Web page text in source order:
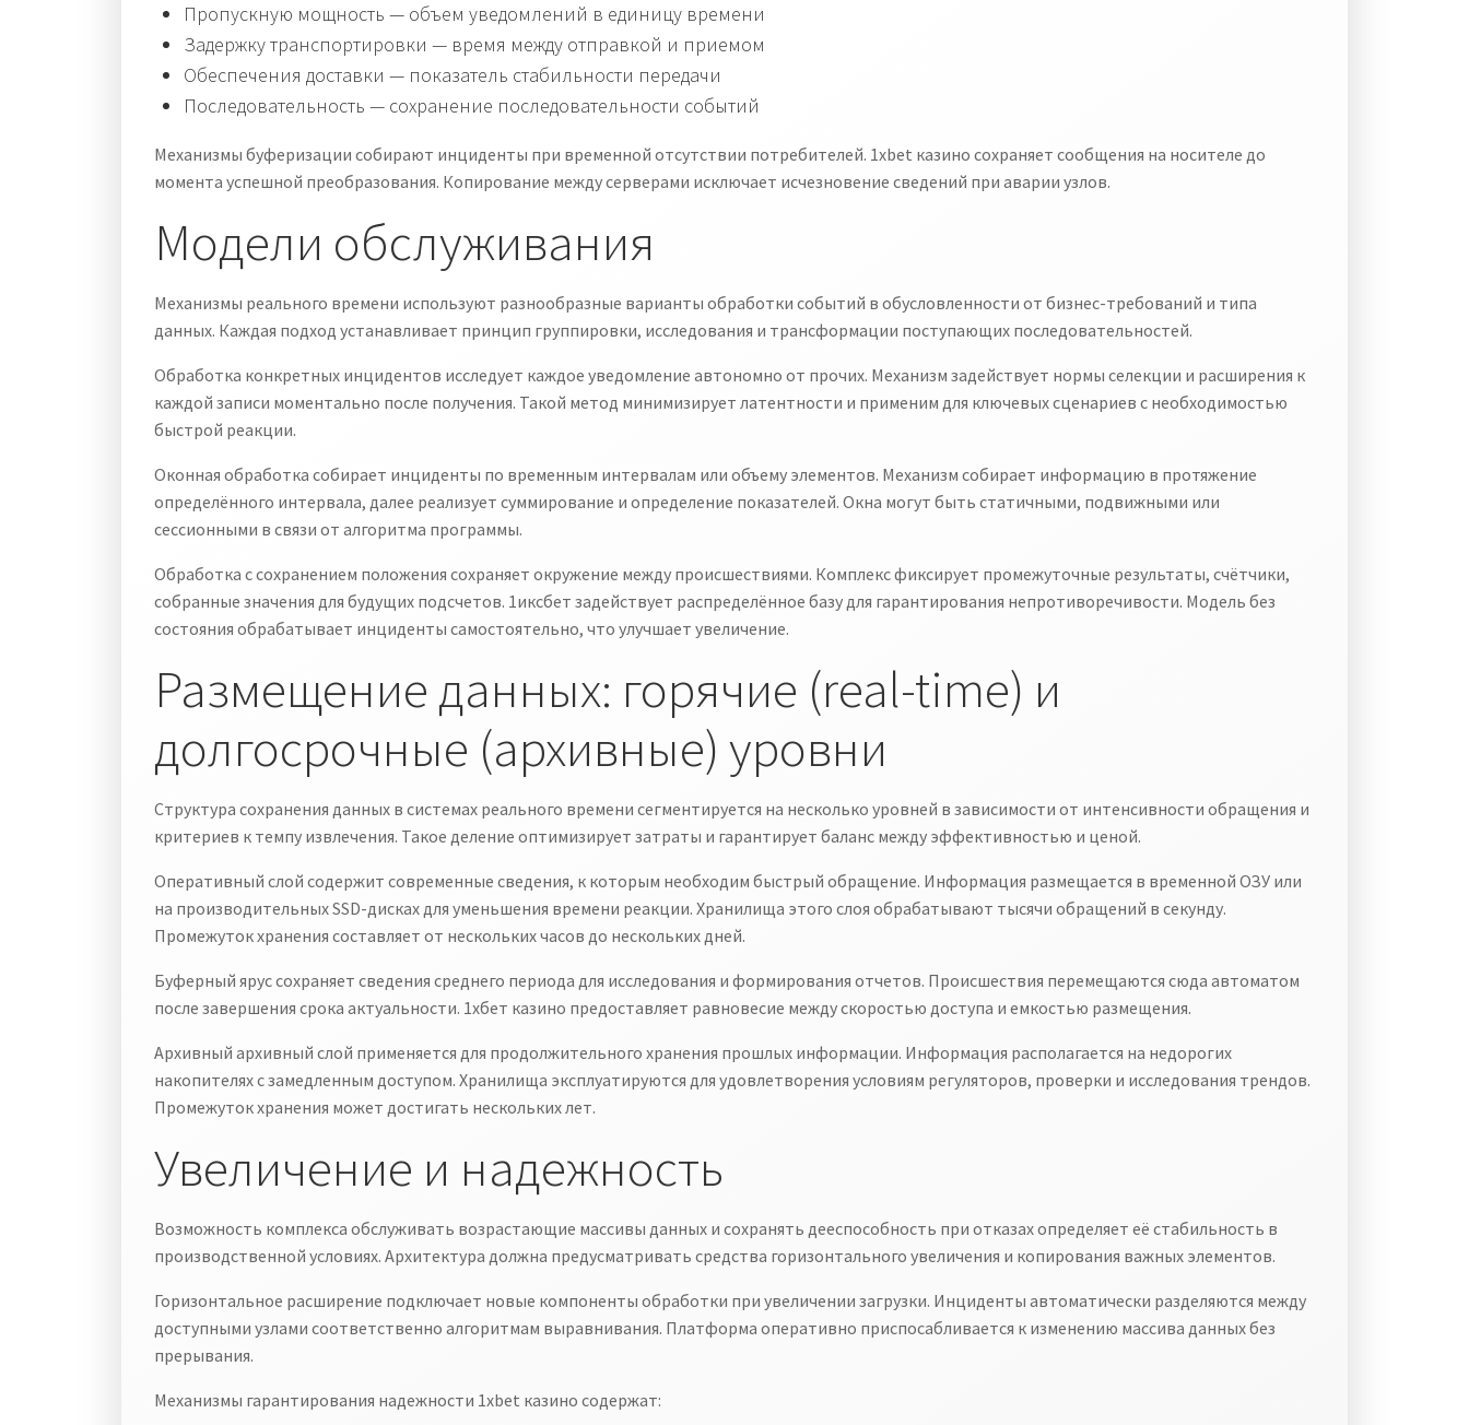
Пропускную мощность — объем уведомлений в единицу времени
Задержку транспортировки — время между отправкой и приемом
Обеспечения доставки — показатель стабильности передачи
Последовательность — сохранение последовательности событий
Механизмы буферизации собирают инциденты при временной отсутствии потребителей. 1xbet казино сохраняет сообщения на носителе до
момента успешной преобразования. Копирование между серверами исключает исчезновение сведений при аварии узлов.
Модели обслуживания
Механизмы реального времени используют разнообразные варианты обработки событий в обусловленности от бизнес-требований и типа
данных. Каждая подход устанавливает принцип группировки, исследования и трансформации поступающих последовательностей.
Обработка конкретных инцидентов исследует каждое уведомление автономно от прочих. Механизм задействует нормы селекции и расширения к
каждой записи моментально после получения. Такой метод минимизирует латентности и применим для ключевых сценариев с необходимостью
быстрой реакции.
Оконная обработка собирает инциденты по временным интервалам или объему элементов. Механизм собирает информацию в протяжение
определённого интервала, далее реализует суммирование и определение показателей. Окна могут быть статичными, подвижными или
сессионными в связи от алгоритма программы.
Обработка с сохранением положения сохраняет окружение между происшествиями. Комплекс фиксирует промежуточные результаты, счётчики,
собранные значения для будущих подсчетов. 1иксбет задействует распределённое базу для гарантирования непротиворечивости. Модель без
состояния обрабатывает инциденты самостоятельно, что улучшает увеличение.
Размещение данных: горячие (real-time) и
долгосрочные (архивные) уровни
Структура сохранения данных в системах реального времени сегментируется на несколько уровней в зависимости от интенсивности обращения и
критериев к темпу извлечения. Такое деление оптимизирует затраты и гарантирует баланс между эффективностью и ценой.
Оперативный слой содержит современные сведения, к которым необходим быстрый обращение. Информация размещается в временной ОЗУ или
на производительных SSD-дисках для уменьшения времени реакции. Хранилища этого слоя обрабатывают тысячи обращений в секунду.
Промежуток хранения составляет от нескольких часов до нескольких дней.
Буферный ярус сохраняет сведения среднего периода для исследования и формирования отчетов. Происшествия перемещаются сюда автоматом
после завершения срока актуальности. 1хбет казино предоставляет равновесие между скоростью доступа и емкостью размещения.
Архивный архивный слой применяется для продолжительного хранения прошлых информации. Информация располагается на недорогих
накопителях с замедленным доступом. Хранилища эксплуатируются для удовлетворения условиям регуляторов, проверки и исследования трендов.
Промежуток хранения может достигать нескольких лет.
Увеличение и надежность
Возможность комплекса обслуживать возрастающие массивы данных и сохранять дееспособность при отказах определяет её стабильность в
производственной условиях. Архитектура должна предусматривать средства горизонтального увеличения и копирования важных элементов.
Горизонтальное расширение подключает новые компоненты обработки при увеличении загрузки. Инциденты автоматически разделяются между
доступными узлами соответственно алгоритмам выравнивания. Платформа оперативно приспосабливается к изменению массива данных без
прерывания.
Механизмы гарантирования надежности 1xbet казино содержат: